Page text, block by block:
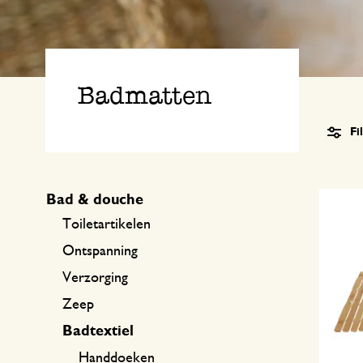
Tafeltextiel
Koffie accessoires
Internationale keukens
Kaarsenhouders
Schrijven & hobby
Boeken
Badmatten
Bad & douche
Toiletartikelen
Ontspanning
Verzorging
Zeep
Badtextiel
Handdoeken